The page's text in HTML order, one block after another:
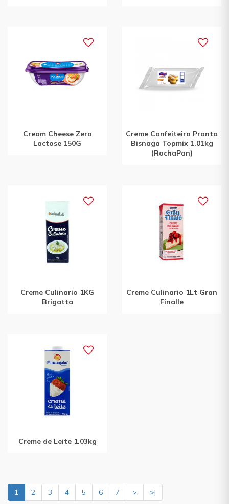
Cream Cheese Zero
Lactose 150G
Creme Confeiteiro Pronto
Bisnaga Topmix 1,01kg
(RochaPan)
Creme Culinario 1KG
Brigatta
Creme Culinario 1Lt Gran
Finalle
Creme de Leite 1.03kg
1 2 3 4 5 6 7 > >|